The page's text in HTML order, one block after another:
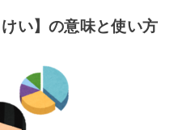
い】の意味と使い方